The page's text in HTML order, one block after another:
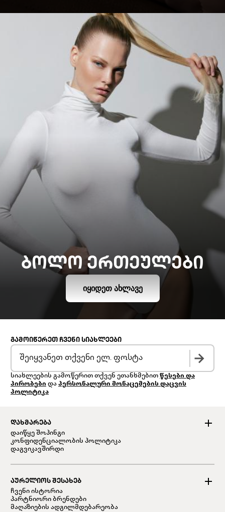
ᲑᲝᲚᲝ ᲔᲠᲗᲔᲣᲚᲔᲑᲘ
ᲘᲧᲘᲓᲔᲗ ᲐᲮᲚᲐᲕᲔ
ᲓᲐᲮᲛᲐᲠᲔᲑᲐ
დაიწყე შოპინგი
კონფიდენციალობის პოლიტიკა
დაგვიკავშირდი
ᲐᲣᲠᲔᲚᲘᲝᲡ ᲨᲔᲡᲐᲮᲔᲑ
ჩვენი ისტორია
პარტნიორი ბრენდები
მაღაზიების ადგილმდებარეობა
ᲒᲐᲛᲝᲘᲬᲔᲠᲔᲗ ᲩᲕᲔᲜᲘ ᲡᲘᲐᲮᲚᲔᲔᲑᲘ
სიახლეების გამოწერით თქვენ ეთანხმებით წესები და
პირობები და პერსონალური მონაცემების დაცვის
პოლიტიკა